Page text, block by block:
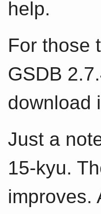
help.
For those
GSDB
download
Just a
15-kyu.
improves.